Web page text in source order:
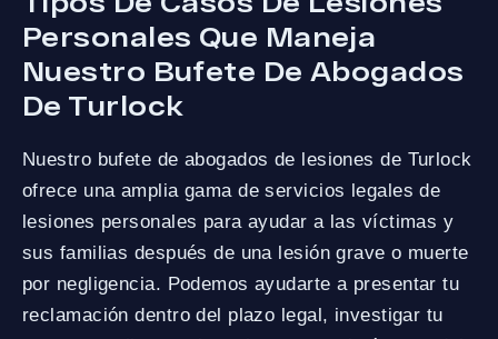
Personales Que Maneja
Nuestro Bufete De Abogados
De Turlock
Nuestro bufete de abogados de lesiones de Turlock
ofrece una amplia gama de servicios legales de
lesiones personales para ayudar a las víctimas y
sus familias después de una lesión grave o muerte
por negligencia. Podemos ayudarte a presentar tu
reclamación dentro del plazo legal, investigar tu